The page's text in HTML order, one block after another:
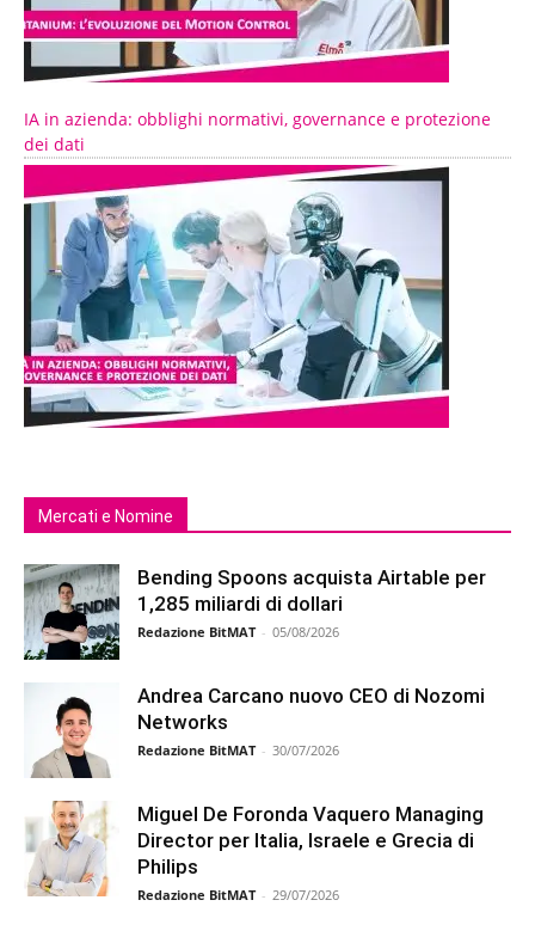
IA in azienda: obblighi normativi, governance e protezione
dei dati
Mercati e Nomine
Bending Spoons acquista Airtable per
1,285 miliardi di dollari
Redazione BitMAT - 05/08/2026
Andrea Carcano nuovo CEO di Nozomi
Networks
Redazione BitMAT - 30/07/2026
Miguel De Foronda Vaquero Managing
Director per Italia, Israele e Grecia di
Philips
Redazione BitMAT - 29/07/2026